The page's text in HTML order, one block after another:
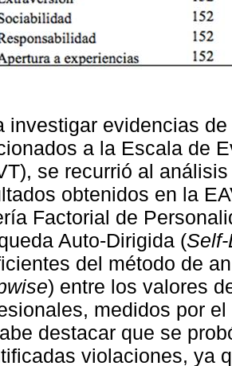
investigar evidencias
a la Escala de
se recurrió al
obtenidos en la
Factorial de
Auto-Dirigida (
del método de
) entre los valores
medidos por
destacar que se
violaciones, ya